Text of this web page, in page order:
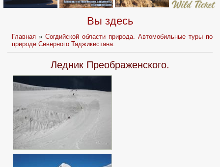
Вы здесь
Главная »Согдийской области природа. Автомобильные туры по
природе Северного Таджикистана.
Ледник Преображенского.